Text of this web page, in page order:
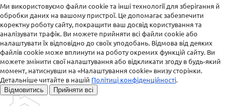
Ми використовуємо файли cookie та інші технології для зберігання й
обробки даних на вашому пристрої. Це допомагає забезпечити
коректну роботу сайту, покращити ваш досвід користування та
аналізувати трафік. Ви можете прийняти всі файли cookie або
налаштувати їх відповідно до своїх уподобань. Відмова від деяких
файлів cookie може вплинути на роботу окремих функцій сайту. Ви
можете змінити свої налаштування або відкликати згоду в будь-який
момент, натиснувши на «Налаштування cookie» внизу сторінки.
Детальніше читайте в нашій Політиці конфіденційності.
Відмовитись Прийняти всі